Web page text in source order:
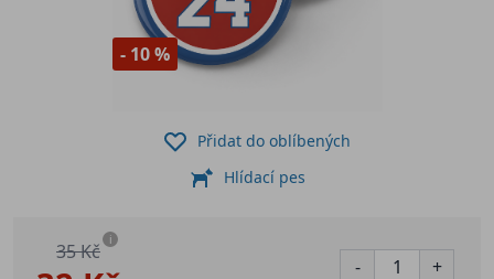
- 10 %
35 Kč i
- +
Přidat do oblíbených
Hlídací pes